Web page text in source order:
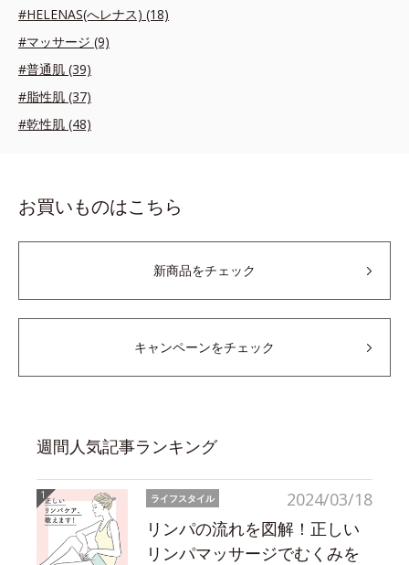
#HELENAS(へレナス) (18)
#マッサージ (9)
#普通肌 (39)
#脂性肌 (37)
#乾性肌 (48)
お買いものはこちら
新商品をチェック
キャンペーンをチェック
週間人気記事ランキング
2024/03/18
ライフスタイル
リンパの流れを図解！正しい
リンパマッサージでむくみを